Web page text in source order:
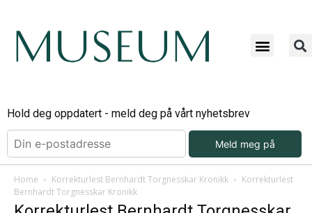
Hold deg oppdatert - meld deg på vårt nyhetsbrev
Meld meg på
Home Korrekturlest Bernhardt Torgnesskar Kronikk
Korrekturlest
Bernhardt Torgnesskar Kronikk